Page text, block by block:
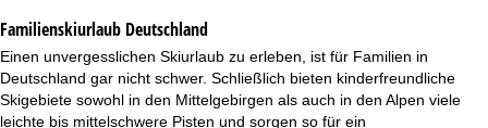
Familienskiurlaub Deutschland
Einen unvergesslichen Skiurlaub zu erleben, ist für Familien in
Deutschland gar nicht schwer. Schließlich bieten kinderfreundliche
Skigebiete sowohl in den Mittelgebirgen als auch in den Alpen viele
leichte bis mittelschwere Pisten und sorgen so für ein